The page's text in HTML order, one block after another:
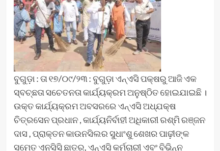
ବୁଗୁଡ଼ା : ତା ୧୭/୦୯/୨୩ : ବୁଗୁଡ଼ା ଏନ୍‌ଏସି ପକ୍ଷରୁ ଆଜି ଏକ
ସ୍ବଚ୍ଛତା ସଚେତନତା କାର୍ଯ୍ୟକ୍ରମ ଅନୁଷ୍ଠିତ ହୋଇଯାଇଛି ।
ଉକ୍ତ କାର୍ଯ୍ୟକ୍ରମ ଅବସରରେ ଏନ୍ଏସି ଅଧ୍ଯକ୍ଷ
ଚିତ୍ରସେନ ପ୍ରଧାନ , କାର୍ଯ୍ୟନିର୍ବାହୀ ଅଧିକାରୀ ରଶ୍ମି ରଞ୍ଜନ
ଦାସ , ପ୍ରାକ୍ତନ କାଉନସିଲର ସୁଧାଂଶୁ ଶେଖର ପାଢ଼ୀଙ୍କ
ସମେତ ଏନସିସି ଛାତ୍ର, ଏନ୍ଏସି କର୍ମଚାରୀ ଏବଂ ବିଭିନ୍ନ